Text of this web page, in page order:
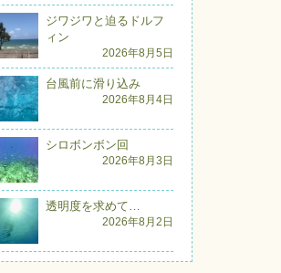
ジワジワと迫るドルフ
ィン
2026年8月5日
台風前に滑り込み
2026年8月4日
シロボンボン回
2026年8月3日
透明度を求めて…
2026年8月2日